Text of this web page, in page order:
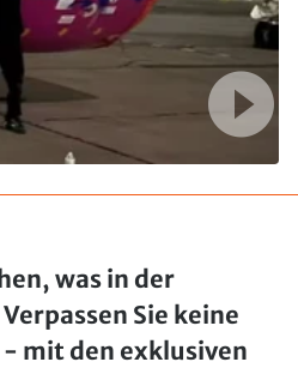
was in der
Sie keine
mit den exklusiven